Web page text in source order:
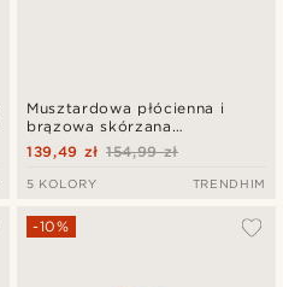
Musztardowa płócienna i
brązowa skórzana
kosmetyczka154,99 zł
139,49 zł
5 KOLORY TRENDHIM
-10%